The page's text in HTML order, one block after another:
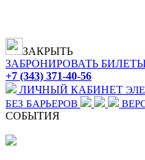
ЗАКРЫТЬ
ЗАБРОНИРОВАТЬ
+7 (343) 371-40-56
ЛИЧНЫЙ КАБИНЕТ
БЕЗ БАРЬЕРОВ
СОБЫТИЯ